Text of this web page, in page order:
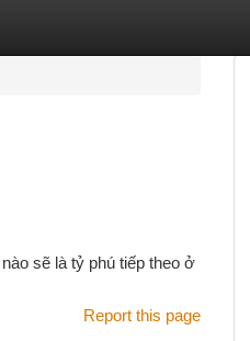
sẽ là tỷ phú tiếp theo ở
Report this page